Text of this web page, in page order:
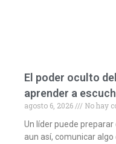
El poder oculto
aprender a
agosto 6, 2026
No hay
Un líder puede
aun así, comunicar